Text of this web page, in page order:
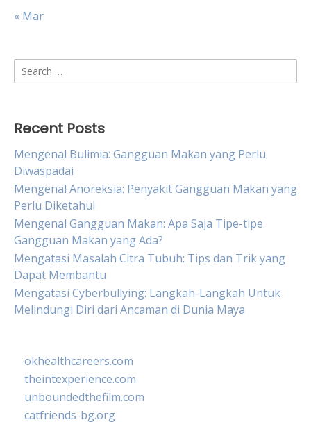
« Mar
Search
for:
Recent Posts
Mengenal Bulimia: Gangguan Makan yang Perlu
Diwaspadai
Mengenal Anoreksia: Penyakit Gangguan Makan yang
Perlu Diketahui
Mengenal Gangguan Makan: Apa Saja Tipe-tipe
Gangguan Makan yang Ada?
Mengatasi Masalah Citra Tubuh: Tips dan Trik yang
Dapat Membantu
Mengatasi Cyberbullying: Langkah-Langkah Untuk
Melindungi Diri dari Ancaman di Dunia Maya
okhealthcareers.com
theintexperience.com
unboundedthefilm.com
catfriends-bg.org